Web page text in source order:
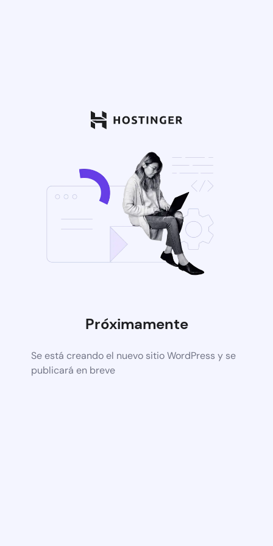
Próximamente
Se está creando el nuevo sitio WordPress y se
publicará en breve